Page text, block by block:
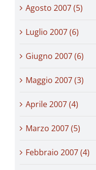
Agosto 2007 (5)
Luglio 2007 (6)
Giugno 2007 (6)
Maggio 2007 (3)
Aprile 2007 (4)
Marzo 2007 (5)
Febbraio 2007 (4)